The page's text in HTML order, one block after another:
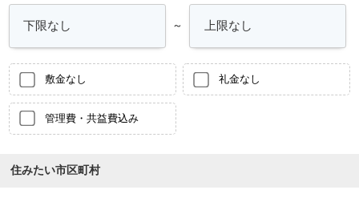
～
敷金なし 礼金なし
管理費・共益費込み
住みたい市区町村